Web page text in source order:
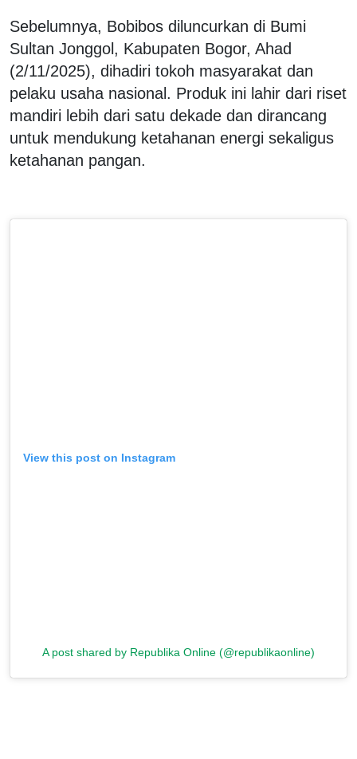
Sebelumnya, Bobibos diluncurkan di Bumi
Sultan Jonggol, Kabupaten Bogor, Ahad
(2/11/2025), dihadiri tokoh masyarakat dan
pelaku usaha nasional. Produk ini lahir dari riset
mandiri lebih dari satu dekade dan dirancang
untuk mendukung ketahanan energi sekaligus
ketahanan pangan.
View this post on Instagram
A post shared by Republika Online (@republikaonline)